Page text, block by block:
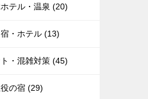
テル・温泉 (20)
・ホテル (13)
・混雑対策 (45)
の宿 (29)